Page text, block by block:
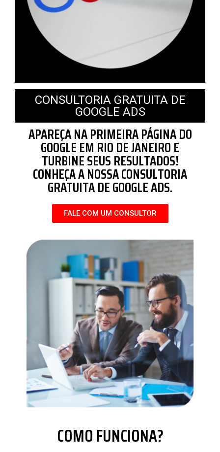
CONSULTORIA GRATUITA DE
GOOGLE ADS
APAREÇA NA PRIMEIRA PÁGINA DO
GOOGLE EM RIO DE JANEIRO E
TURBINE SEUS RESULTADOS!
CONHEÇA A NOSSA CONSULTORIA
GRATUITA DE GOOGLE ADS.
FALE COM UM CONSULTOR
COMO FUNCIONA?